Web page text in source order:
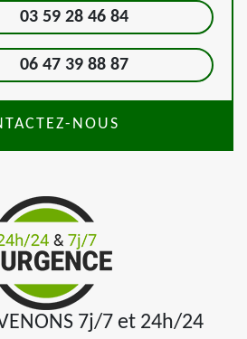
03 59 28 46 84
06 47 39 88 87
NOUS
7j/7 et 24h/24